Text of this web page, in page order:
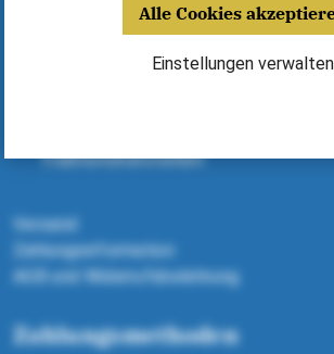
Alle Cookies
Einstellungen verwalten
Harmonikas, Kurse, Noten - alles aus
Traditionsherstellern
Versand
Zahlungsinformation
AGB und Widerrufsbelehrung
Zahlungsmethoden